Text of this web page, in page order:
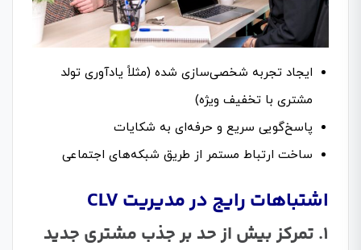
ایجاد تجربه شخصی‌سازی شده (مثلاً یادآوری تولد
مشتری با تخفیف ویژه)
پاسخ‌گویی سریع و حرفه‌ای به شکایات
ساخت ارتباط مستمر از طریق شبکه‌های اجتماعی
اشتباهات رایج در مدیریت CLV
۱. تمرکز بیش از حد بر جذب مشتری جدید